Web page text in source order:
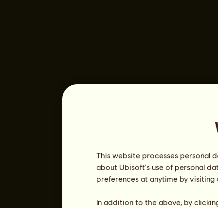
This website processes personal
about Ubisoft's use of personal
preferences at anytime by
In addition to the above, by